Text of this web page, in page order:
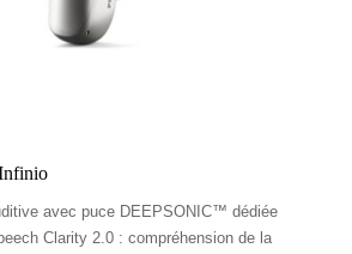
avec puce DEEPSONIC™ dédiée
Clarity 2.0 : compréhension de la